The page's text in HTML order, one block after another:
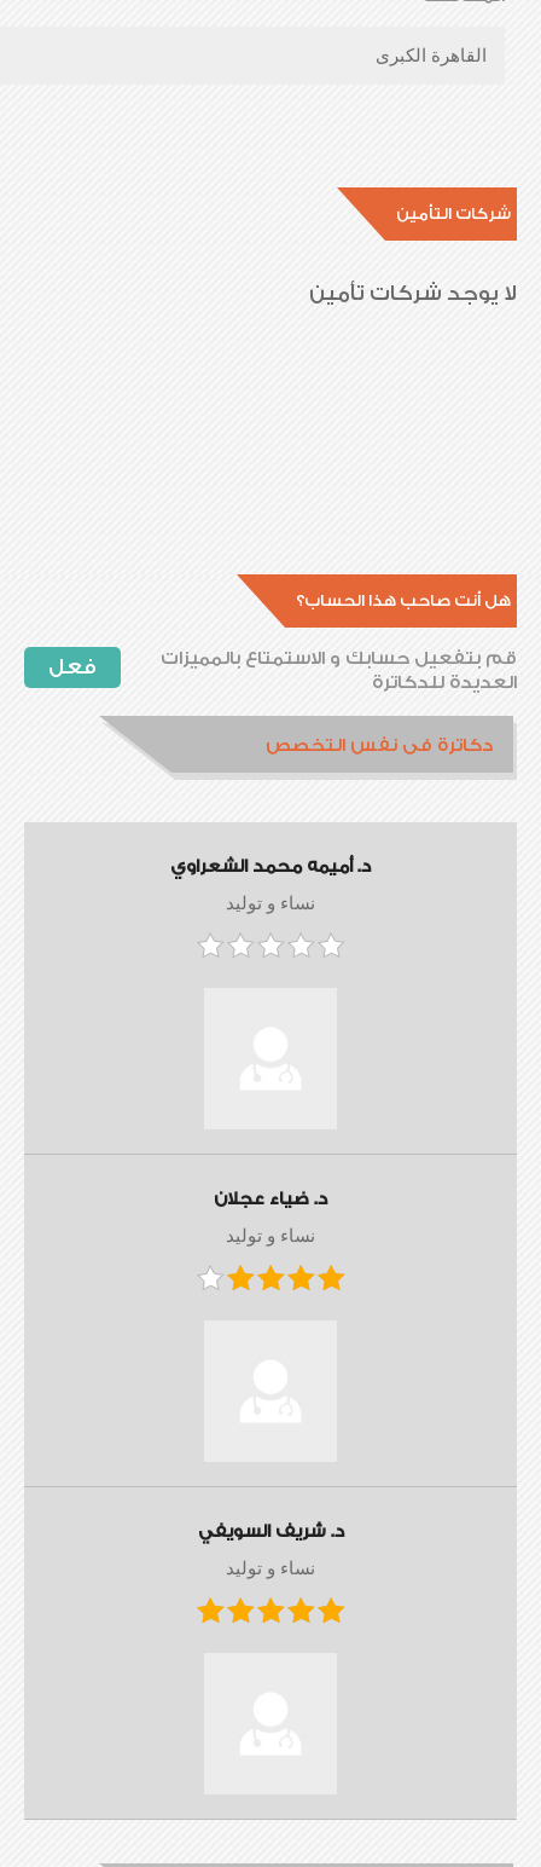
القاهرة الكبرى
شركات التأمين
لا يوجد شركات تأمين
هل أنت صاحب هذا الحساب؟
فعل
قم بتفعيل حسابك و الاستمتاع بالمميزات
العديدة للدكاترة
دكاترة فى نفس التخصص
د. أميمه محمد الشعراوي
نساء و توليد
د. ضياء عجلان
نساء و توليد
د. شريف السويفي
نساء و توليد